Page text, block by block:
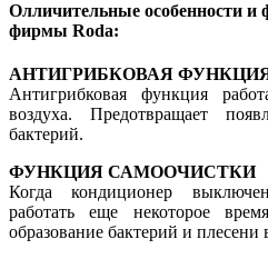
Олличительные особенности и
фирмы Roda:
АНТИГРИБКОВАЯ
Антигрибковая функция
воздуха. Предотвращает
бактерий.
ФУНКЦИЯ САМООЧИСТКИ
Когда кондиционер
работать еще некоторое
образование бактерий и